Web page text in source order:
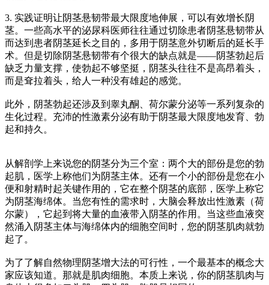
3. 实践证明让阴茎悬韧带最大限度地伸展，可以有效增长阴
茎。一些高水平的泌尿科医师往往通过切除患者阴茎悬韧带从
而达到患者阴茎延长之目的，多用于阴茎意外切断后的延长手
术。但是切除阴茎悬韧带有个很大的缺点就是——阴茎勃起后
缺乏力量支撑，使勃起不够坚挺，阴茎头往往不是高昂着头，
而是耷拉着头，给人一种没有雄起的感觉。
此外，阴茎勃起还涉及到睾丸酮、荷尔蒙分泌等一系列复杂的
生化过程。充沛的性激素分泌有助于阴茎最大限度地发育、勃
起和持久。
从解剖学上来说您的阴茎分为三个室：两个大的部份是您的勃
起肌，医学上称他们为阴茎主体。还有一个小的部份是您在小
便和射精时起关键作用的，它在整个阴茎的底部，医学上称它
为阴茎海绵体。当您有性的需求时，大脑会释放出性激素（荷
尔蒙），它起到将大量的血液带入阴茎的作用。当这些血液突
然涌入阴茎主体与海绵体内的细胞空间时，您的阴茎肌肉就勃
起了。
为了了解自然物理阴茎增大法的可行性，一个最基本的概念大
家应该知道。那就是肌肉细胞。本质上来说，你的阴茎肌肉与